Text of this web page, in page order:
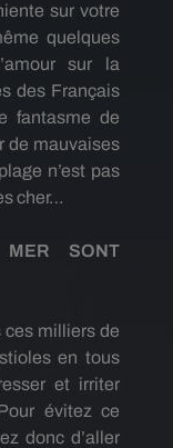
sur votre
quelques
sur la
des Français
fantasme de
de mauvaises
n’est pas
cher…
SONT
ces milliers de
en tous
et irriter
évitez ce
donc d’aller